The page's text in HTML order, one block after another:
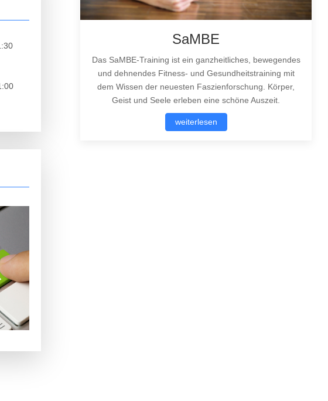
SaMBE
Das SaMBE-Training ist ein ganzheitliches, bewegendes
und dehnendes Fitness- und Gesundheitstraining mit
dem Wissen der neuesten Faszienforschung. Körper,
Geist und Seele erleben eine schöne Auszeit.
weiterlesen